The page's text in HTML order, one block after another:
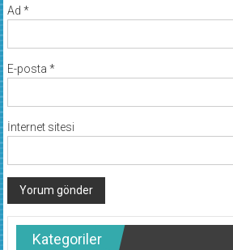
Ad *
E-posta *
İnternet sitesi
Kategoriler